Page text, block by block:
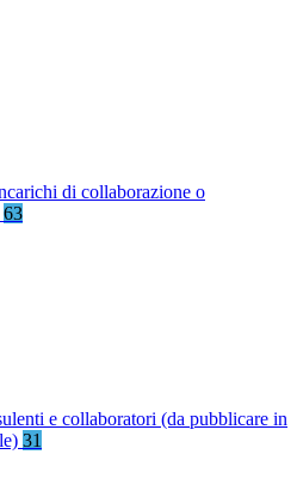
di collaborazione o
63
e collaboratori (da pubblicare in
31